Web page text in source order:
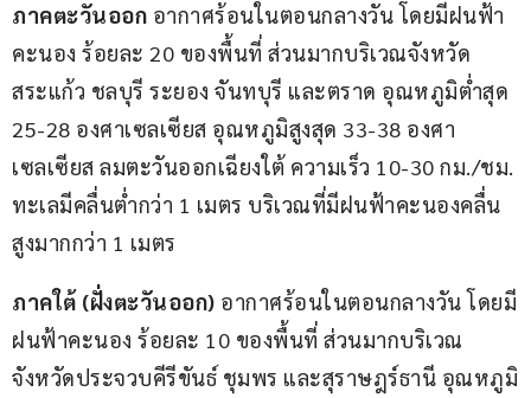
ภาคตะวันออก อากาศร้อนในตอนกลางวัน โดยมีฝนฟ้า
คะนอง ร้อยละ 20 ของพื้นที่ ส่วนมากบริเวณจังหวัด
สระแก้ว ชลบุรี ระยอง จันทบุรี และตราด อุณหภูมิต่ำสุด
25-28 องศาเซลเซียส อุณหภูมิสูงสุด 33-38 องศา
เซลเซียส ลมตะวันออกเฉียงใต้ ความเร็ว 10-30 กม./ชม.
ทะเลมีคลื่นต่ำกว่า 1 เมตร บริเวณที่มีฝนฟ้าคะนองคลื่น
สูงมากกว่า 1 เมตร
ภาคใต้ (ฝั่งตะวันออก) อากาศร้อนในตอนกลางวัน โดยมี
ฝนฟ้าคะนอง ร้อยละ 10 ของพื้นที่ ส่วนมากบริเวณ
จังหวัดประจวบคีรีขันธ์ ชุมพร และสุราษฎร์ธานี อุณหภูมิ